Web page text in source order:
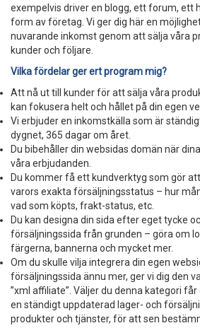
exempelvis driver en blogg, ett forum, ett
form av företag. Vi ger dig här en
nuvarande inkomst genom att sälja våra
kunder och följare.
Vilka fördelar ger ert program mig?
Att nå ut till kunder för att sälja våra
kan fokusera helt och hållet på din egen
Vi erbjuder en inkomstkälla som är
dygnet, 365 dagar om året.
Du bibehåller din websidas domän när
våra erbjudanden.
Du kommer få ett kundverktyg som gör
varors exakta försäljningsstatus – hur
vad som köpts, frakt-status, etc.
Du kan designa din sida efter eget tycke
försäljningssida från grunden – göra om
färgerna, bannerna och mycket mer.
Om du skulle vilja integrera din egen
försäljningssida ännu mer, ger vi dig den
”xml affiliate”. Väljer du denna kategori
en ständigt uppdaterad lager- och
produkter och tjänster, för att sen